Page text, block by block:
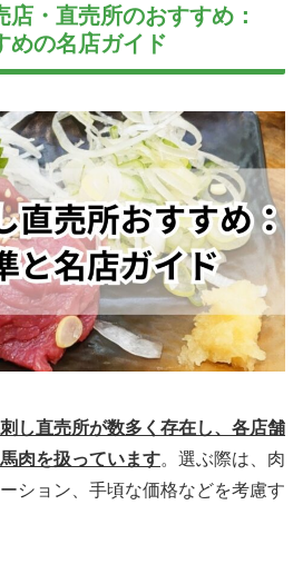
・直売所のおすすめ：
めの名店ガイド
し直売所が数多く存在し、各店舗
肉を扱っています。選ぶ際は、肉
ション、手頃な価格などを考慮す